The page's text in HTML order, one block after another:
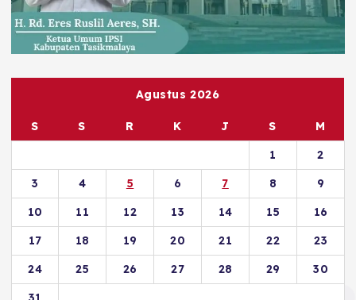
Agustus 2026
S S R K J S
M
1
2
3
4 5 6 7 8
9
10
11 12 13 14 15
16
17
18 19 20 21 22
23
24
25 26 27 28 29
30